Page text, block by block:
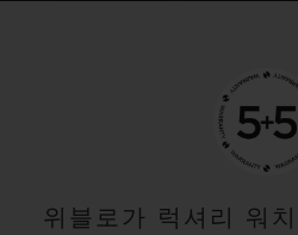
위블로가 럭셔리 워